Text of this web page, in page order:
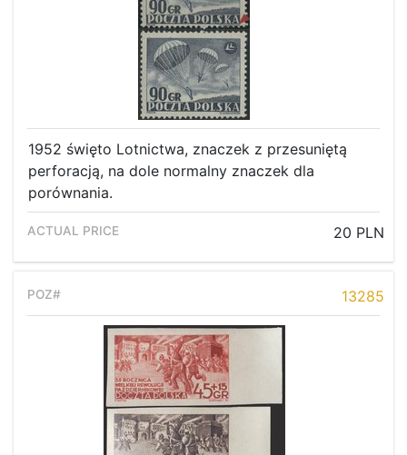
1952 święto Lotnictwa, znaczek z przesuniętą
perforacją, na dole normalny znaczek dla
porównania.
20 PLN
13285